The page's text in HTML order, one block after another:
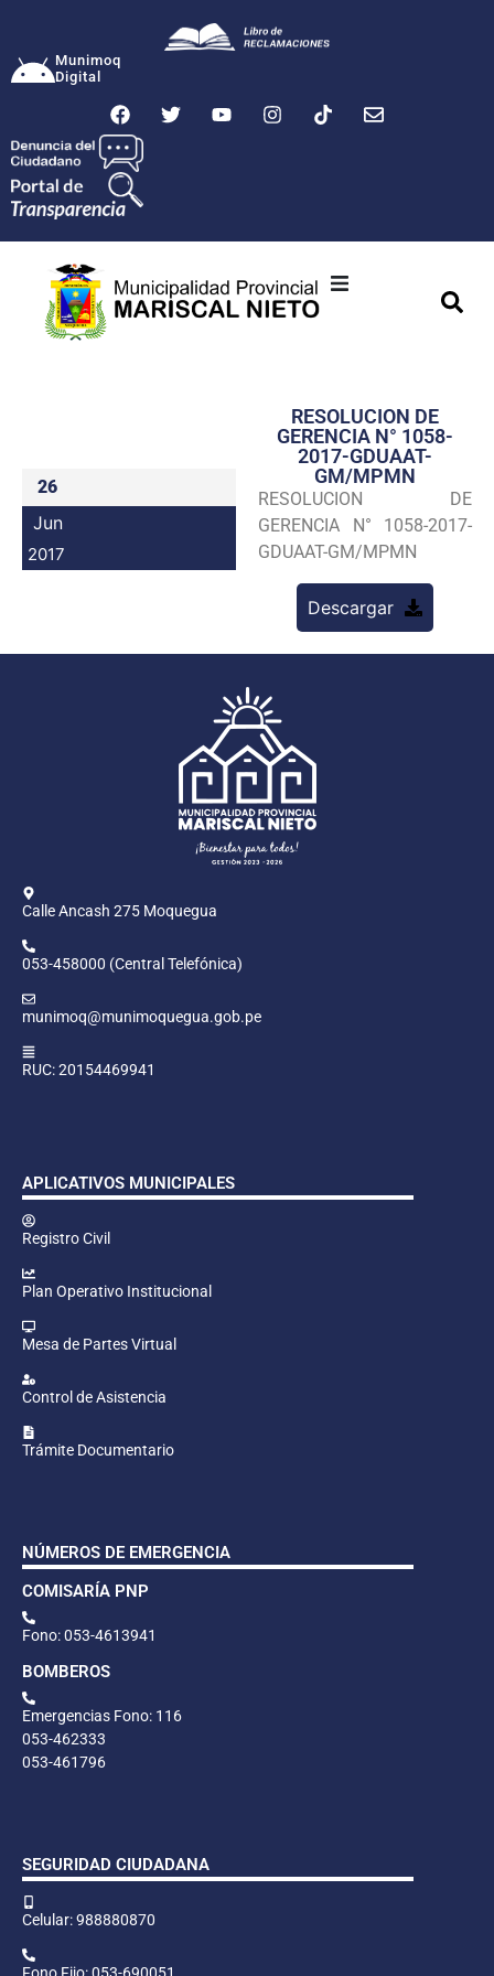
Munimoq
Digital
Transparencia
Seguridad
Programas
26
Jun
2017
RESOLUCION DE
GERENCIA N° 1058-
2017-GDUAAT-
GM/MPMN
RESOLUCION DE
GERENCIA N° 1058-2017-
GDUAAT-GM/MPMN
Descargar
Calle Ancash 275 Moquegua
053-458000 (Central Telefónica)
munimoq@munimoquegua.gob.pe
RUC: 20154469941
APLICATIVOS MUNICIPALES
Registro Civil
Plan Operativo Institucional
Mesa de Partes Virtual
Control de Asistencia
Trámite Documentario
NÚMEROS DE EMERGENCIA
COMISARÍA PNP
Fono: 053-4613941
BOMBEROS
Emergencias Fono: 116
053-462333
053-461796
SEGURIDAD CIUDADANA
Celular: 988880870
Fono Fijo: 053-690051